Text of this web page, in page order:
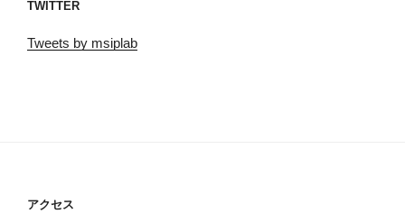
TWITTER
Tweets by msiplab
アクセス